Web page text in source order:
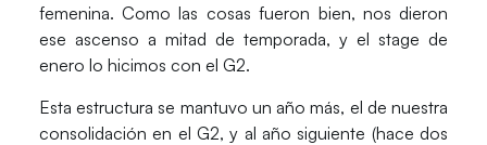
femenina. Como las cosas fueron bien, nos dieron
ese ascenso a mitad de temporada, y el stage de
enero lo hicimos con el G2.
Esta estructura se mantuvo un año más, el de nuestra
consolidación en el G2, y al año siguiente (hace dos